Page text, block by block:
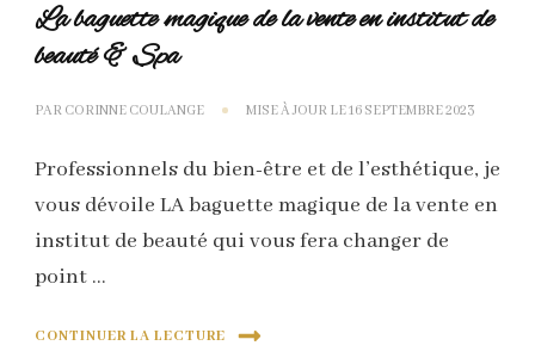
La baguette magique de la vente en institut de
beauté & Spa
PAR CORINNE COULANGE MISE À JOUR LE16 SEPTEMBRE 2023
Professionnels du bien-être et de l’esthétique, je
vous dévoile LA baguette magique de la vente en
institut de beauté qui vous fera changer de
point …
CONTINUER LA LECTURE